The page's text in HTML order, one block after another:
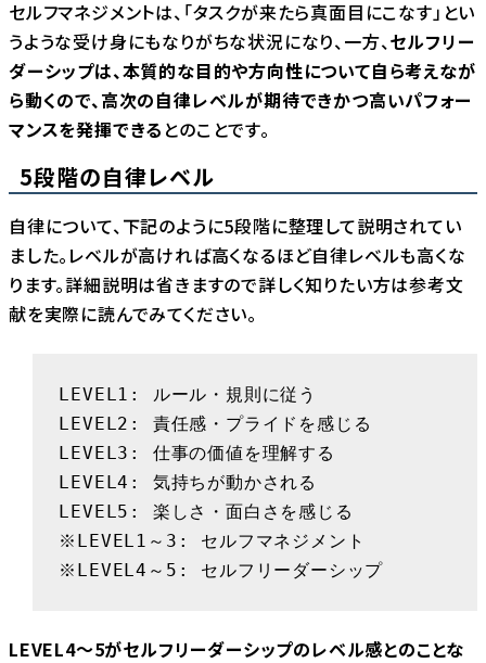
セルフマネジメントは、「タスクが来たら真面目にこなす」とい
うような受け身にもなりがちな状況になり、一方、セルフリー
ダーシップは、本質的な目的や方向性について自ら考えなが
ら動くので、高次の自律レベルが期待できかつ高いパフォー
マンスを発揮できる とのことです。
5段階の自律レベル
自律について、下記のように5段階に整理して説明されてい
ました。レベルが高ければ高くなるほど自律レベルも高くな
ります。詳細説明は省きますので詳しく知りたい方は参考文
献を実際に読んでみてください。
LEVEL1: ルール・規則に従う
LEVEL2: 責任感・プライドを感じる
LEVEL3: 仕事の価値を理解する
LEVEL4: 気持ちが動かされる
LEVEL5: 楽しさ・面白さを感じる
※LEVEL1～3: セルフマネジメント
※LEVEL4～5: セルフリーダーシップ
LEVEL4～5がセルフリーダーシップのレベル感とのことな